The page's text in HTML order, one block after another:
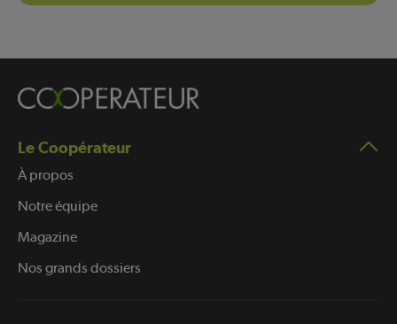
Le Coopérateur
À propos
Notre équipe
Magazine
Nos grands dossiers